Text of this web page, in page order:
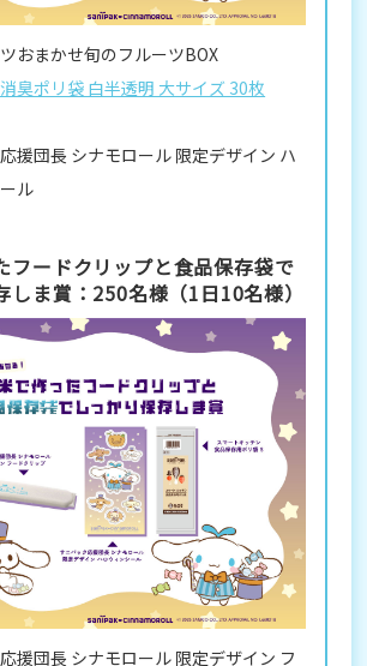
おまかせ旬のフルーツBOX
臭ポリ袋 白半透明 大サイズ 30枚
援団長 シナモロール 限定デザイン ハ
ル
フードクリップと食品保存袋で
しま賞：250名様（1日10名様）
援団長 シナモロール 限定デザイン フ